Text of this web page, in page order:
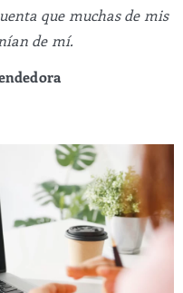
que muchas de mis
de mí.